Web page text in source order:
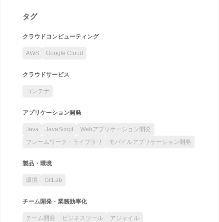
タグ
クラウドコンピューティング
AWS Google Cloud
クラウドサービス
コンテナ
アプリケーション開発
Java JavaScript
Webアプリケーション開発
フレームワーク・ライブラリ
モバイルアプリケーション開発
製品・環境
環境 GitLab
チーム開発・業務効率化
チーム開発 ビジネスツール アジャイル